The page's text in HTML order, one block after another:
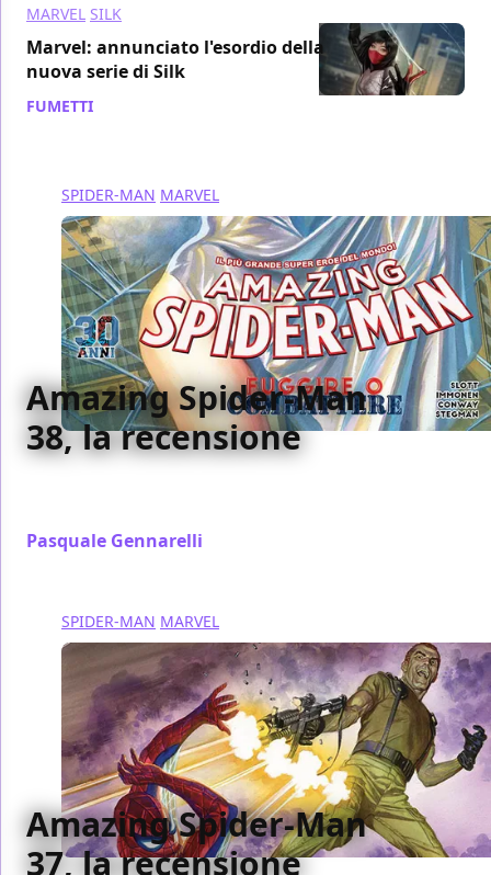
MARVEL SILK
Marvel: annunciato l'esordio della
nuova serie di Silk
FUMETTI
SPIDER-MAN MARVEL
Amazing Spider-Man
38, la recensione
Pasquale Gennarelli
SPIDER-MAN MARVEL
Amazing Spider-Man
37, la recensione